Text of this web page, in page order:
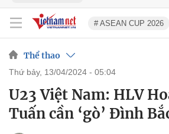
# ASEAN CUP 2026
Thể thao
thứ bảy, 13/04/2024 - 05:04
U23 Việt Nam: HLV
Tuấn cần ‘gò’ Đình